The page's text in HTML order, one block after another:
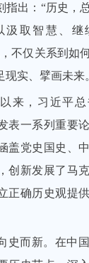
指出：“历史，
汲取智慧、继
不仅关系到如
实、擘画未来
来，习近平
表一系列重要
盖党史国史、中
创新发展了马
正确历史观提
史而新。在中